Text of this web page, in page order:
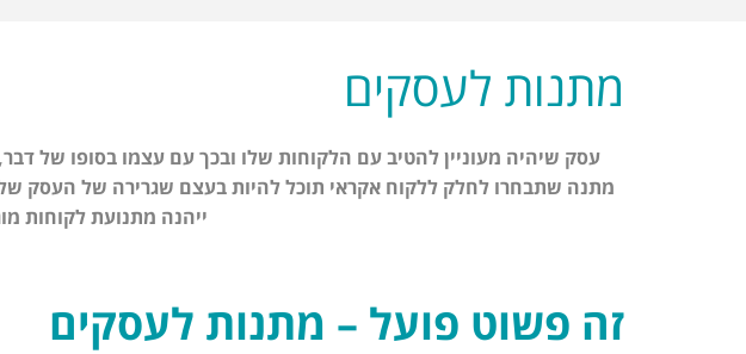
מתנות לעסקים
עסק שיהיה מעוניין להטיב עם הלקוחות שלו ובכך עם עצמו בסופו של
מתנה שתבחרו לחלק ללקוח אקראי תוכל להיות בעצם שגרירה של העסק
ייהנה מתנועת לקוחות
זה פשוט פועל – מתנות לעסקים